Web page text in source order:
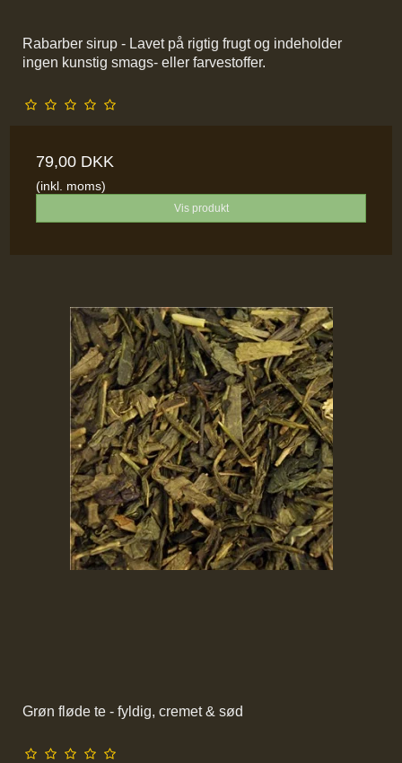
Rabarber sirup - Lavet på rigtig frugt og indeholder
ingen kunstig smags- eller farvestoffer.
79,00 DKK
(inkl. moms)
Vis produkt
Grøn fløde te - fyldig, cremet & sød